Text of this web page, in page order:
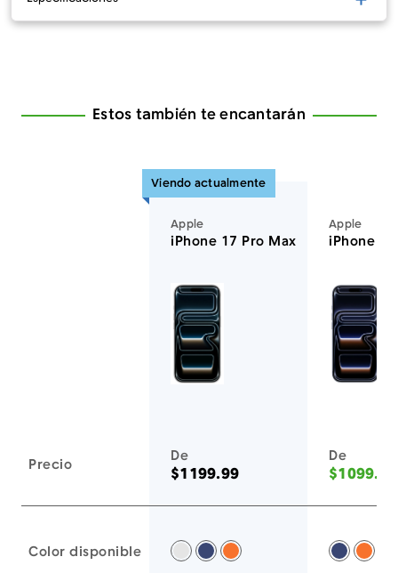
Estos también te encantarán
Viendo actualmente
Apple
iPhone 17 Pro Max
Apple
iPhone
Precio De
$1199.99
De
$1099.99
Color disponible Plateado -
Azul Intenso -
Naranja Cósmico -
Azul